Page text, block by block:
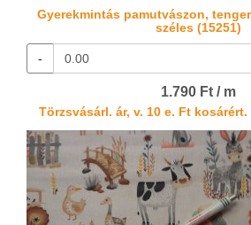
Gyerekmintás pamutvászon,
széles (15251)
-
1.790 Ft / m
Törzsvásárl. ár, v. 10 e. Ft